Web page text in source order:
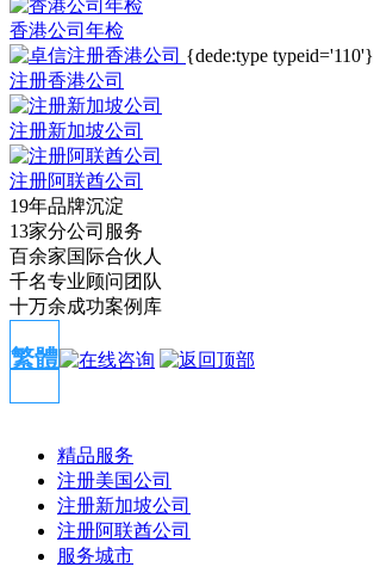
香港公司年检
{dede:type typeid='110'}
注册香港公司
注册新加坡公司
注册阿联酋公司
19年品牌沉淀
13家分公司服务
百余家国际合伙人
千名专业顾问团队
十万余成功案例库
繁體
精品服务
注册美国公司
注册新加坡公司
注册阿联酋公司
服务城市